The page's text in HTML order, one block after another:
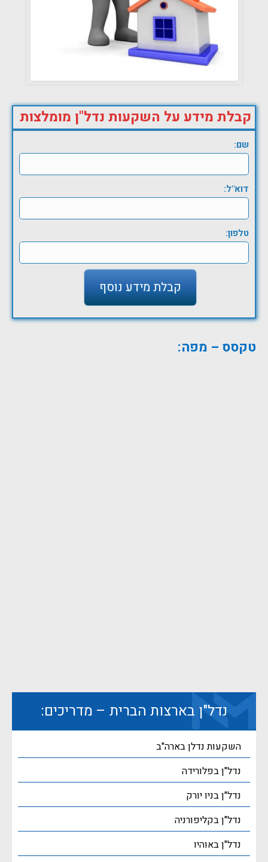
קבלת מידע על השקעות נדל"ן מומלצות
שם:
דוא"ל:
טלפון:
טקסס – מפה:
נדל"ן בארצות הברית – מדריכים:
השקעות נדלן בארה"ב
נדל"ן בפלורידה
נדל"ן בניו יורק
נדל"ן בקליפורניה
נדל"ן באוהיו